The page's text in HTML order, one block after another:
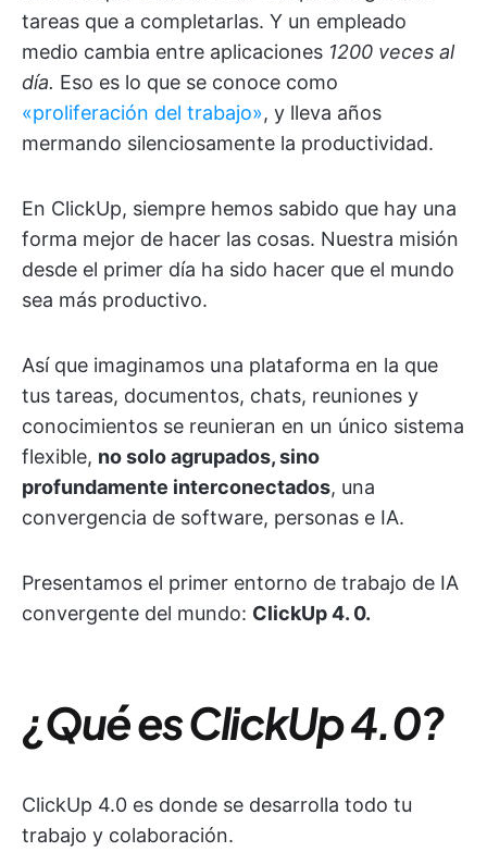
tareas que a completarlas. Y un empleado
medio cambia entre aplicaciones 1200 veces al
día. Eso es lo que se conoce como
«proliferación del trabajo», y lleva años
mermando silenciosamente la productividad.
En ClickUp, siempre hemos sabido que hay una
forma mejor de hacer las cosas. Nuestra misión
desde el primer día ha sido hacer que el mundo
sea más productivo.
Así que imaginamos una plataforma en la que
tus tareas, documentos, chats, reuniones y
conocimientos se reunieran en un único sistema
flexible, no solo agrupados, sino
profundamente interconectados, una
convergencia de software, personas e IA.
Presentamos el primer entorno de trabajo de IA
convergente del mundo: ClickUp 4. 0.
¿Qué es ClickUp 4.0?
ClickUp 4.0 es donde se desarrolla todo tu
trabajo y colaboración.